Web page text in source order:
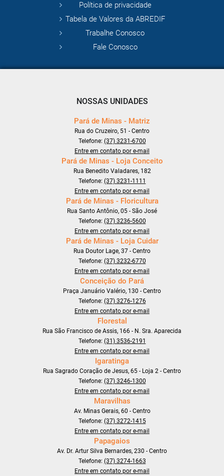
Política de privacidade
Tabela de Valores da ABREDIF
Trabalhe Conosco
Fale Conosco
NOSSAS UNIDADES
Pará de Minas - Matriz
Rua do Cruzeiro, 51 - Centro
Telefone: (37) 3231-6700
Entre em contato por e-mail
Pará de Minas - Loja Conceito
Rua Benedito Valadares, 182
Telefone: (37) 3231-1111
Entre em contato por e-mail
Pará de Minas - Floricultura
Rua Santo Antônio, 05 - São José
Telefone: (37) 3236-5600
Entre em contato por e-mail
Pará de Minas - Loja Cuidar
Rua Doutor Lage, 37 - Centro
Telefone: (37) 3232-6770
Entre em contato por e-mail
Conceição do Pará
Praça Januário Valério, 130 - Centro
Telefone: (37) 3276-1276
Entre em contato por e-mail
Florestal
Rua São Francisco de Assis, 166 - N. Sra. Aparecida
Telefone: (31) 3536-2191
Entre em contato por e-mail
Igaratinga
Rua Sagrado Coração de Jesus, 65 - Loja 2 - Centro
Telefone: (37) 3246-1300
Entre em contato por e-mail
Maravilhas
Av. Minas Gerais, 60 - Centro
Telefone: (37) 3272-1415
Entre em contato por e-mail
Papagaios
Av. Dr. Artur Silva Bernardes, 230 - Centro
Telefone: (37) 3274-1663
Entre em contato por e-mail